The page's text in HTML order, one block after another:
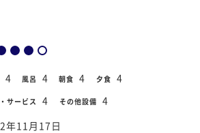
4 風呂 4 朝食 4 夕食 4
サービス 4 その他設備 4
年11月17日